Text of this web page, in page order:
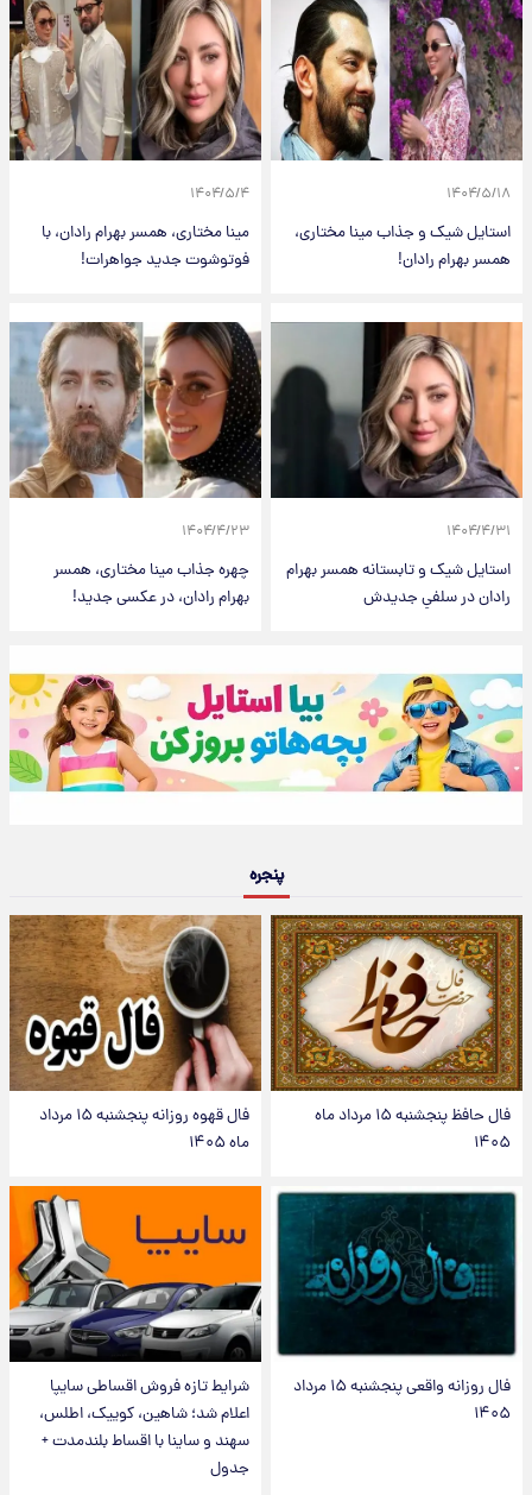
۱۴۰۴/۵/۱۸
استایل شیک و جذاب مینا مختاری،
همسر بهرام رادان!
۱۴۰۴/۵/۴
مینا مختاری، همسر بهرام رادان، با
فوتوشوت جدید جواهرات!
۱۴۰۴/۴/۳۱
استایل شیک و تابستانه همسر بهرام
رادان در سلفیِ جدیدش
۱۴۰۴/۴/۲۳
چهره جذاب مینا مختاری، همسر
بهرام رادان، در عکسی جدید!
پنجره
فال حافظ پنجشنبه ۱۵ مرداد ماه
۱۴۰۵
فال قهوه روزانه پنجشنبه ۱۵ مرداد
ماه ۱۴۰۵
فال روزانه واقعی پنجشنبه ۱۵ مرداد
۱۴۰۵
شرایط تازه فروش اقساطی سایپا
اعلام شد؛ شاهین، کوییک، اطلس،
سهند و ساینا با اقساط بلندمدت +
جدول